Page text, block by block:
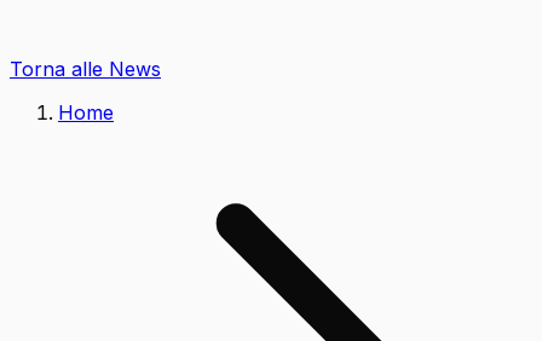
Torna alle News
Home